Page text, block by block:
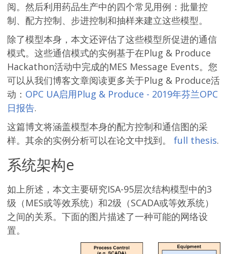
阅。然后利用药品生产中的四个常见用例：批量控
制、配方控制、步进控制和抽样来建立这些模型。
除了模型本身，本文还评估了这些模型所促进的通信
模式。这些通信模式的实例基于在Plug & Produce
Hackathon活动中完成的MES Message Events。您
可以从我们博客文章阅读更多关于Plug & Produce活
动： OPC UA启用Plug & Produce - 2019年芬兰OPC
日报告.
这篇博文将涵盖模型本身的配方控制和通信图的采
样。其余的实例分析可以在论文中找到。 full thesis.
系统架构e
如上所述，本文主要研究ISA-95层次结构模型中的3
级（MES或等效系统）和2级（SCADA或等效系统）
之间的关系。下面的图片描述了一种可能的网络设
置。